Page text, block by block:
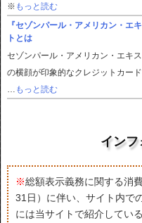
※ もっと読む
『セゾンパール・アメリカン・エ
トとは
セゾンパール・アメリカン・エキ
の横顔が印象的なクレジットカー
もっと読む
イン
※総額表示義務に関する消
31日）に伴い、サイト内で
には当サイトで紹介してい